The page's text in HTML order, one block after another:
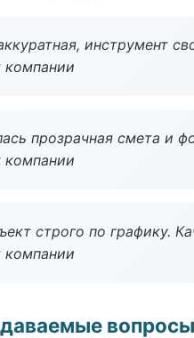
инструмент
прозрачная смета и
строго по графику.
вопросы